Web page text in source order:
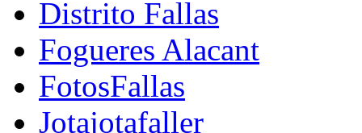
Distrito Fallas
Fogueres Alacant
FotosFallas
Jotajotafaller